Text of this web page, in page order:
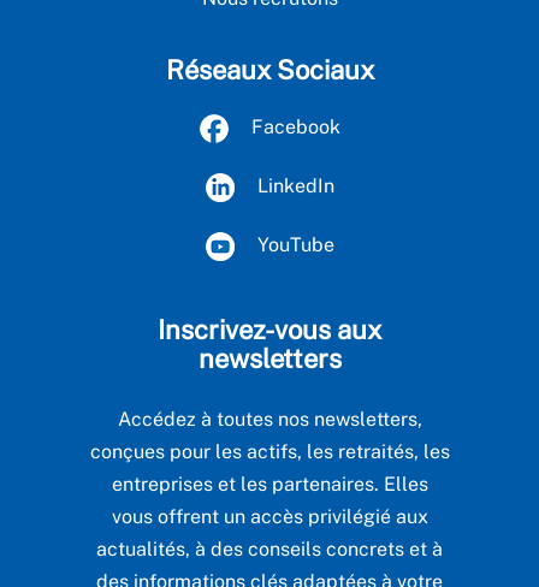
Réseaux Sociaux
Facebook
LinkedIn
YouTube
Inscrivez-vous aux
newsletters
Accédez à toutes nos newsletters,
conçues pour les actifs, les retraités, les
entreprises et les partenaires. Elles
vous offrent un accès privilégié aux
actualités, à des conseils concrets et à
des informations clés adaptées à votre